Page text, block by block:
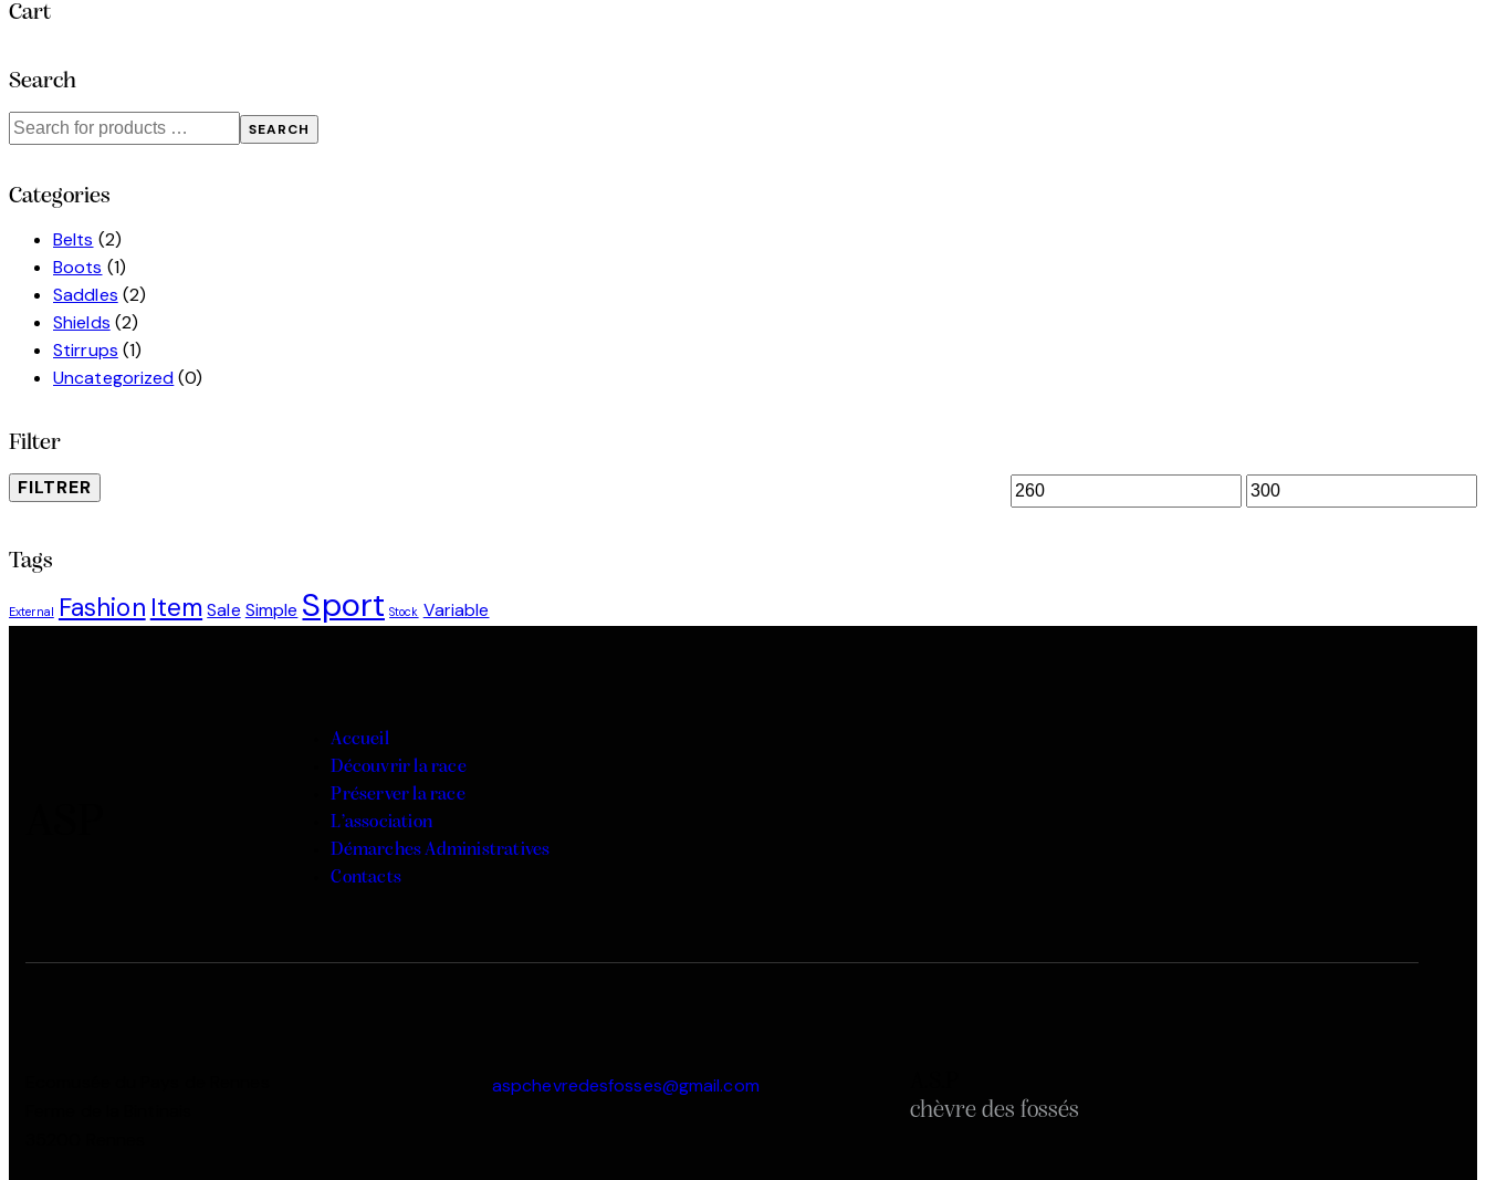
Cart
Search
SEARCH
Categories
Belts (2)
Boots (1)
Saddles (2)
Shields (2)
Stirrups (1)
Uncategorized (0)
Filter
FILTRER
Tags
External Fashion Item Sale Simple Sport Stock Variable
Accueil
Découvrir la race
Préserver la race
L’association
Démarches Administratives
Contacts
aspchevredesfosses@gmail.com
chèvre des fossés